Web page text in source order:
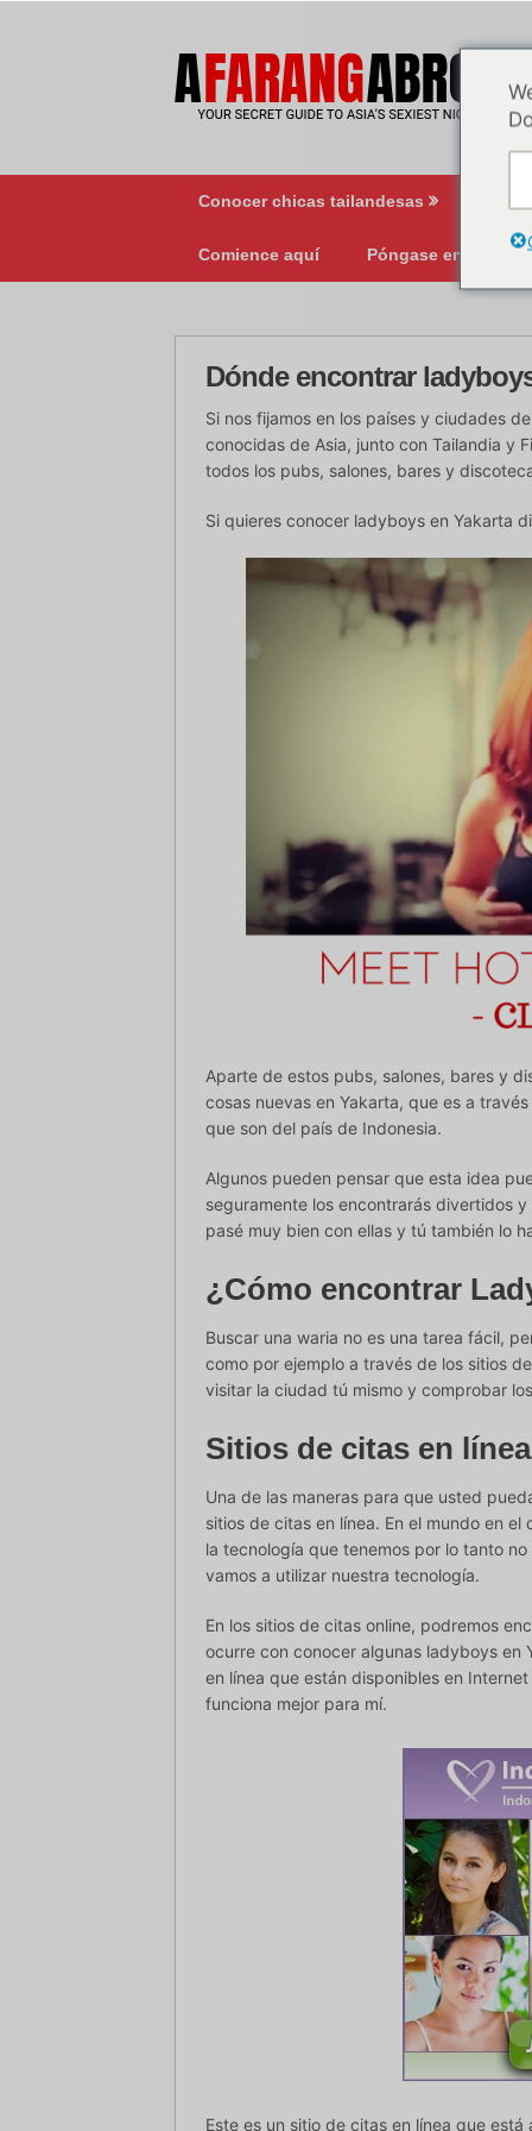
Conocer chicas tailandesas
Comience aquí Póngase en
Dónde encontrar
Si nos fijamos en los países y ciudades
conocidas de Asia, junto con Tailandia y
todos los pubs, salones, bares y
Si quieres conocer ladyboys en Yakarta
Aparte de estos pubs, salones, bares y
cosas nuevas en Yakarta, que es a
que son del país de Indonesia.
Algunos pueden pensar que esta idea
seguramente los encontrarás divertidos
pasé muy bien con ellas y tú también lo
¿Cómo encontrar
Buscar una waria no es una tarea fácil,
como por ejemplo a través de los sitios
visitar la ciudad tú mismo y comprobar
Sitios de citas en línea
Una de las maneras para que usted
sitios de citas en línea. En el mundo en
la tecnología que tenemos por lo tanto
vamos a utilizar nuestra tecnología.
En los sitios de citas online, podremos
ocurre con conocer algunas ladyboys en
en línea que están disponibles en
funciona mejor para mí.
Este es un sitio de citas en línea que